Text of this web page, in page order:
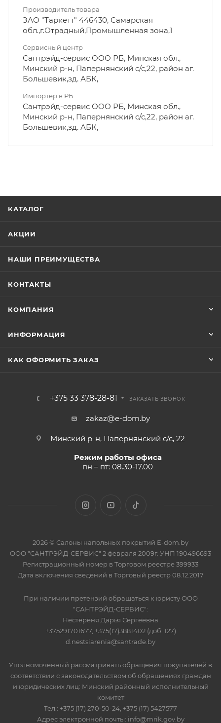
Производитель товара
ЗАО "Таркетт" 446430, Самарская
обл.,г.Отрадный,Промышленная зона,1
Сервисный центр
Сантрэйд-сервис ООО РБ, Минская обл.,
Минский р-н, Папернянский с/с,22, район аг.
Большевик,зд. АБК,
Импортер в РБ
Сантрэйд-сервис ООО РБ, Минская обл.,
Минский р-н, Папернянский с/с,22, район аг.
Большевик,зд. АБК,
КАТАЛОГ
АКЦИИ
НАШИ ПРЕИМУЩЕСТВА
КОНТАКТЫ
КОМПАНИЯ
ИНФОРМАЦИЯ
КАК ОФОРМИТЬ ЗАКАЗ
+375 33 378-28-81 ЗАКАЗАТЬ ЗВОНОК
zakaz@e-dom.by
Минский р-н, Папернянский с/с, 22
Режим работы офиса
пн – пт: 08.30-17.00
2026 © Салоны напольных покрытий E-dom.by
ООО "САНТРЭЙД-СЕРВИС" 2 февраля 2009г. УНП 190496693
Регистрационный номер в Торговом реестре 399933
Дата включения сведений в Торговый реестр 08.12.2017
При наличии претензий обращаться к юристу ООО
"САНТРЭЙД-СЕРВИС":
Нестереня Дарья Сергеевна
+375291701677, +375(17)3881402 (доб. 127)
d.nestsiarenia@santrade.by
Уполномоченный рассматривать обращения покупателей в
соответствии с законодательством об обращениях граждан
и юридических лиц: Минский районный исполнительный
комитет
Тел.: +375 (17) 270-50-24, +375 (17) 5427577
Адрес электронной почты: info@mrik.gov.by